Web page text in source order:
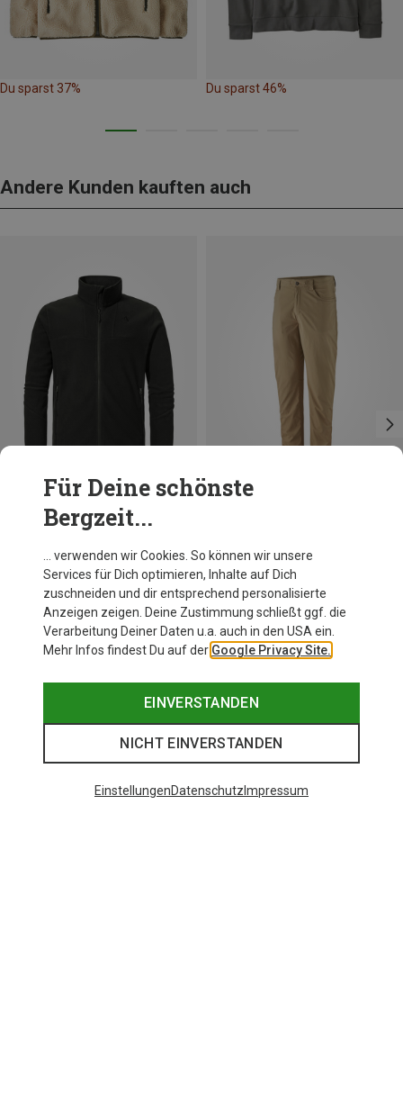
Du sparst 37% Du sparst 46%
Andere Kunden kauften auch
Du sparst 23%
Für Deine schönste
Bergzeit...
… verwenden wir Cookies. So können wir unsere
Services für Dich optimieren, Inhalte auf Dich
zuschneiden und dir entsprechend personalisierte
Anzeigen zeigen. Deine Zustimmung schließt ggf. die
Verarbeitung Deiner Daten u.a. auch in den USA ein.
Mehr Infos findest Du auf der Google Privacy Site.
EINVERSTANDEN
NICHT EINVERSTANDEN
EinstellungenDatenschutz Impressum